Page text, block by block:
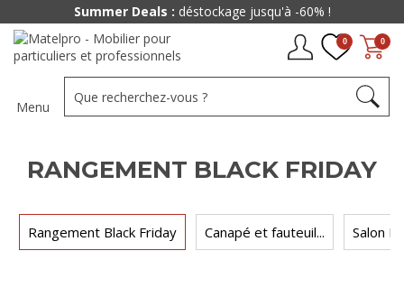
0
0
Menu
RANGEMENT BLACK FRIDAY
Rangement Black Friday Canapé et fauteuil... Salon
Summer Deals : déstockage jusqu'à -60% !